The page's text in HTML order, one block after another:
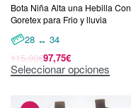
Bota Niña Alta una Hebilla Con
Goretex para Frio y lluvia
28 ↔ 34
115,00€97,75€
Seleccionar opciones